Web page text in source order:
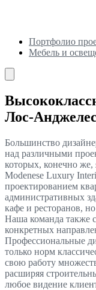
Портфолио
Мебель и
Лос-
Большинство
над различными
которых, конечно же,
Modenese Luxury
проектированием
административных
кафе и ресторанов,
Наша команда также
конкретных
Профессиональные
только норм
свою работу
расширяя
любое видение